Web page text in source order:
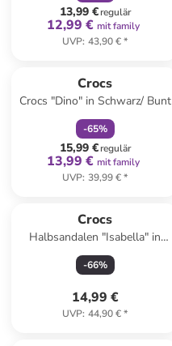
13,99 €regulär
12,99 € mit family
UVP: 43,90 €*
Crocs
Crocs "Dino" in Schwarz/ Bunt
-65%
15,99 €regulär
13,99 € mit family
UVP: 39,99 €*
Crocs
Halbsandalen "Isabella" in
Silber
-66%
14,99 €
UVP: 44,90 €*